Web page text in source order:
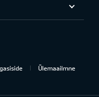
Ülemaailmne